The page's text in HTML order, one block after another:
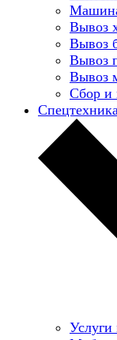
Вывоз
Вывоз
Вывоз
Вывоз
Сбор и
Спецтехника
Услуги